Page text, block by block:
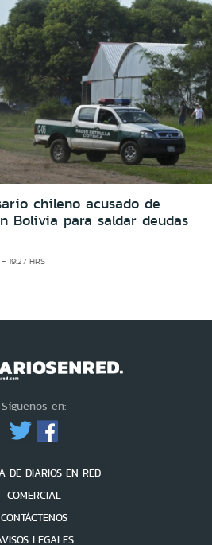
chileno acusado de
Bolivia para saldar deudas
19:27 HRS
Síguenos en:
DE DIARIOS EN RED
COMERCIAL
CONTÁCTENOS
LEGALES